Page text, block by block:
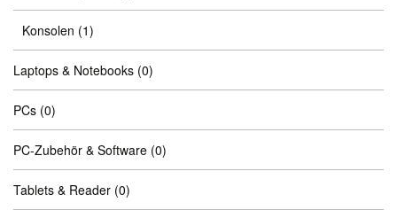
Konsolen (1)
Laptops & Notebooks (0)
PCs (0)
PC-Zubehör & Software (0)
Tablets & Reader (0)